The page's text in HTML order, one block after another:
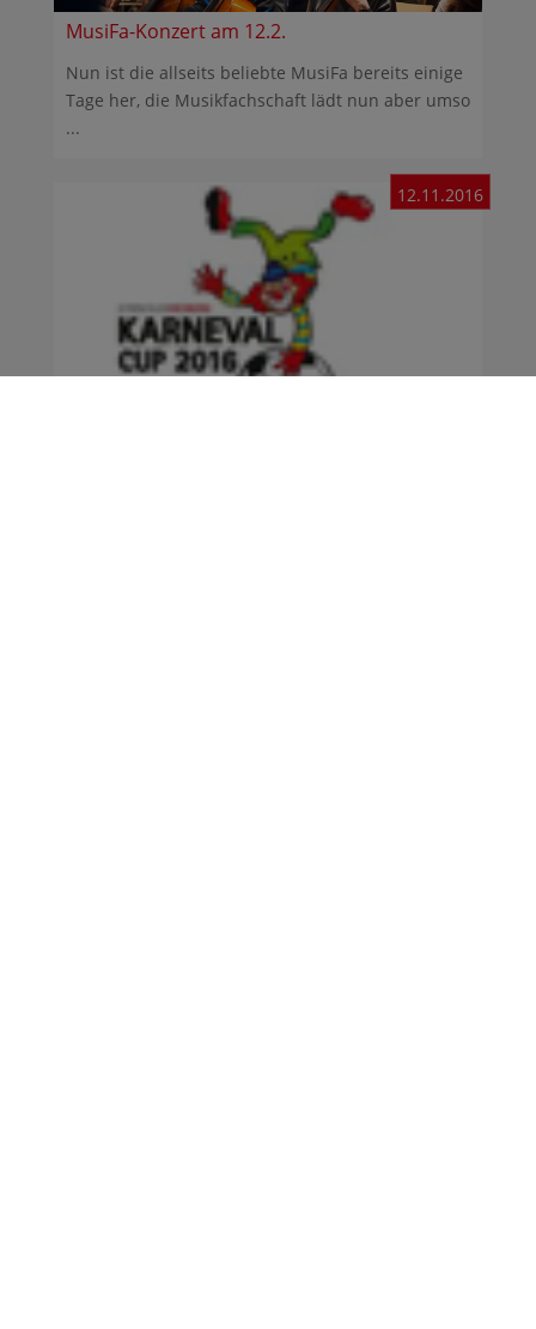
MusiFa-Konzert am 12.2.
Nun ist die allseits beliebte MusiFa bereits einige
Tage her, die Musikfachschaft lädt nun aber umso
...
12.11.2016